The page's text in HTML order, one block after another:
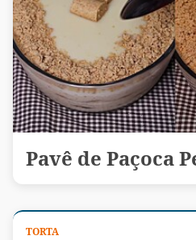
Pavê de Paçoca
TORTA